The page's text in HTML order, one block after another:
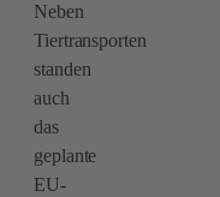
Neben
Tiertransporten
standen
auch
das
geplante
EU-